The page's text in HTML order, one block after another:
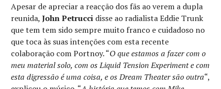
Apesar de apreciar a reacção dos fãs ao verem a dupla
reunida,John Petrucci disse ao radialista Eddie Trunk
que tem tem sido sempre muito franco e cuidadoso no
que toca às suas intenções com esta recente
colaboração com Portnoy. “O que estamos a fazer com o
meu material solo, com os Liquid Tension Experiment e com
esta digressão é uma coisa, e os Dream Theater são outra“,